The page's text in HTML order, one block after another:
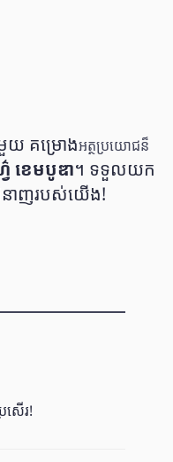
មួយ គម្រោងអត្ថប្រយោជន៏
ខេមបូឌា។ ទទួលយក
នាញរបស់យើង!
សើរ!